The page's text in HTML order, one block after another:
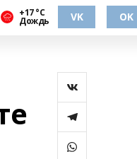
+17 °С
Дождь VK OK